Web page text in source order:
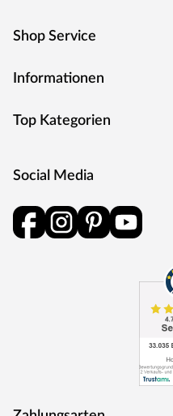
Shop Service
Informationen
Top Kategorien
Social Media